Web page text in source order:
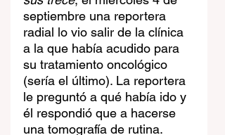
septiembre una reportera
radial lo vio salir de la clínica
a la que había acudido para
su tratamiento oncológico
(sería el último). La reportera
le preguntó a qué había ido y
él respondió que a hacerse
una tomografía de rutina.